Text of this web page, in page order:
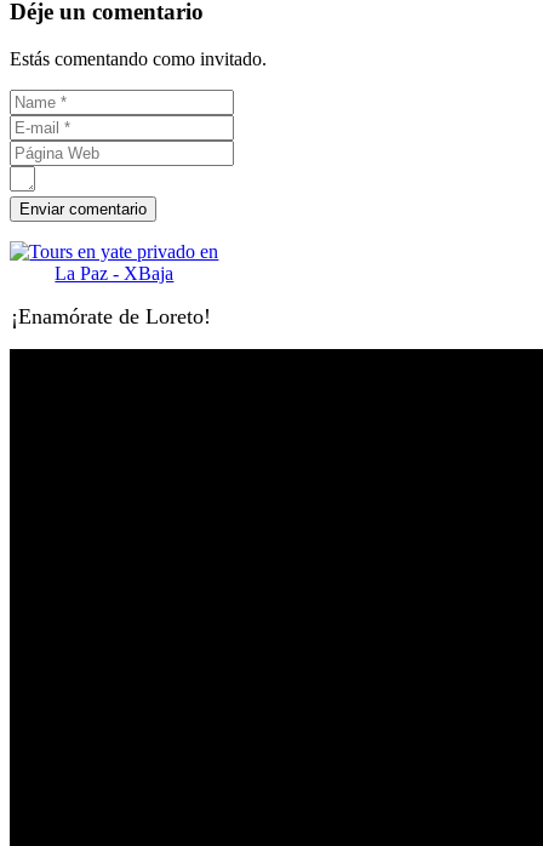
Déje un comentario
Estás comentando como invitado.
¡Enamórate de Loreto!